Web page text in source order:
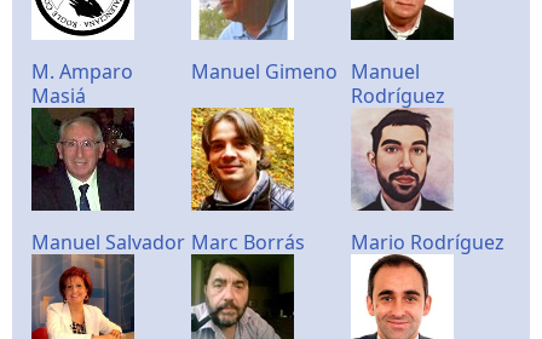
M. Amparo
Masiá
Manuel Gimeno Manuel
Rodríguez
Manuel Salvador Marc Borrás Mario Rodríguez